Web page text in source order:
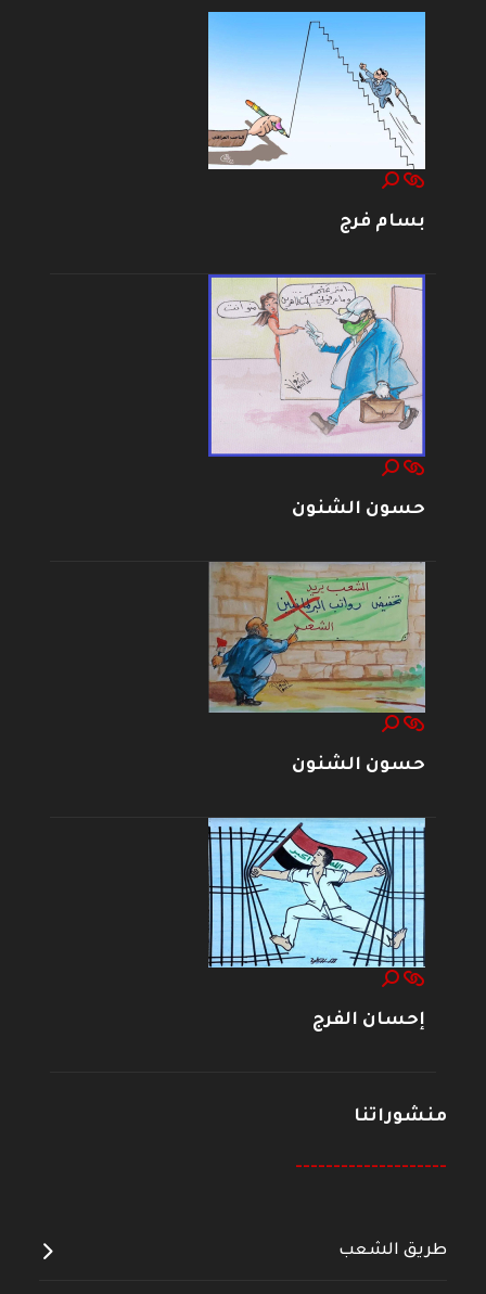
بسام فرج
حسون الشنون
حسون الشنون
إحسان الفرج
منشوراتنا
--------------------
طريق الشعب